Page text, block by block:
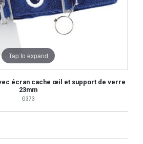
Tap to expand
écran cache œil et support de verre
23mm
G373